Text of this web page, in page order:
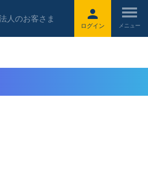
ログイン
人のお客さま